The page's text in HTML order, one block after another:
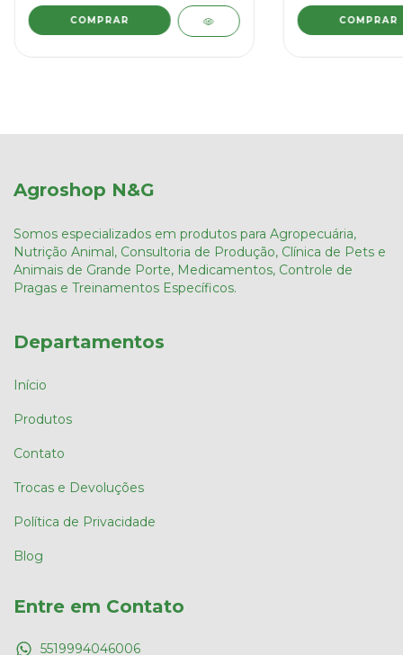
Agroshop N&G
Somos especializados em produtos para Agropecuária,
Nutrição Animal, Consultoria de Produção, Clínica de Pets e
Animais de Grande Porte, Medicamentos, Controle de
Pragas e Treinamentos Específicos.
Departamentos
Início
Produtos
Contato
Trocas e Devoluções
Política de Privacidade
Blog
Entre em Contato
5519994046006